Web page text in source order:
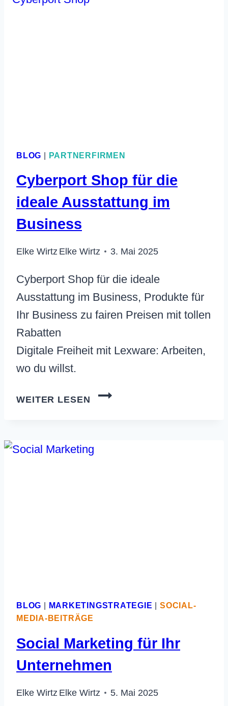
BLOG PARTNERFIRMEN
Cyberport Shop für die
ideale Ausstattung im
Business
Elke Wirtz Elke Wirtz 3. Mai 2025
Cyberport Shop für die ideale
Ausstattung im Business, Produkte für
Ihr Business zu fairen Preisen mit tollen
Rabatten
Digitale Freiheit mit Lexware: Arbeiten,
wo du willst.
WEITER LESEN
CYBERPORT
IDEALE
BLOG MARKETINGSTRATEGIE
SOCIAL-
MEDIA-BEITRÄGE
Social Marketing für Ihr
Unternehmen
Elke Wirtz Elke Wirtz 5. Mai 2025